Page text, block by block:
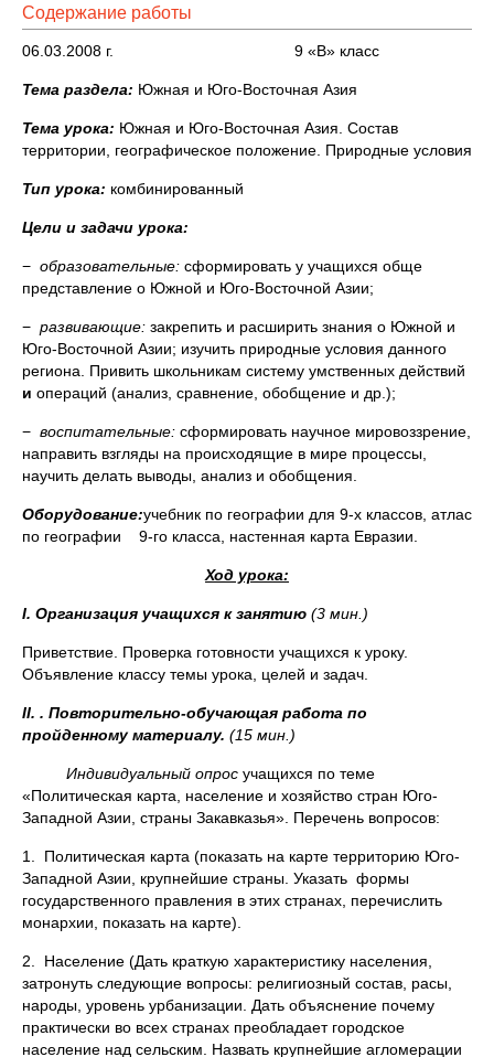
Содержание работы
06.03.2008 г. 9 «В» класс
Тема раздела: Южная и Юго-Восточная Азия
Тема урока: Южная и Юго-Восточная Азия. Состав
территории, географическое положение. Природные условия
Тип урока: комбинированный
Цели и задачи урока:
− образовательные: сформировать у учащихся обще
представление о Южной и Юго-Восточной Азии;
− развивающие: закрепить и расширить знания о Южной и
Юго-Восточной Азии; изучить природные условия данного
региона. Привить школьникам систему умственных действий
и операций (анализ, сравнение, обобщение и др.);
− воспитательные: сформировать научное мировоззрение,
направить взгляды на происходящие в мире процессы,
научить делать выводы, анализ и обобщения.
Оборудование:учебник по географии для 9-х классов, атлас
по географии 9-го класса, настенная карта Евразии.
Ход урока:
I. Организация учащихся к занятию (3 мин.)
Приветствие. Проверка готовности учащихся к уроку.
Объявление классу темы урока, целей и задач.
II. . Повторительно-обучающая работа по
пройденному материалу. (15 мин.)
Индивидуальный опрос учащихся по теме
«Политическая карта, население и хозяйство стран Юго-
Западной Азии, страны Закавказья». Перечень вопросов:
1. Политическая карта (показать на карте территорию Юго-
Западной Азии, крупнейшие страны. Указать формы
государственного правления в этих странах, перечислить
монархии, показать на карте).
2. Население (Дать краткую характеристику населения,
затронуть следующие вопросы: религиозный состав, расы,
народы, уровень урбанизации. Дать объяснение почему
практически во всех странах преобладает городское
население над сельским. Назвать крупнейшие агломерации